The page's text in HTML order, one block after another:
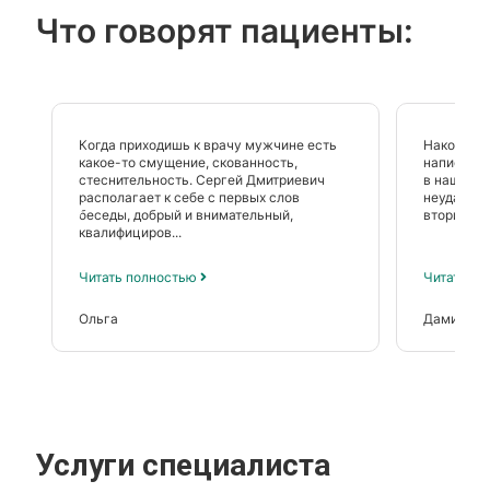
Что говорят пациенты:
Когда приходишь к врачу мужчине есть
какое-то смущение, скованность,
стеснительность. Сергей Дмитриевич
располагает к себе с первых слов
беседы, добрый и внимательный,
квалифициров...
Читать полностью
Ольга
Наконец
написать
в нашей
Читать
Дамира
Услуги специалиста